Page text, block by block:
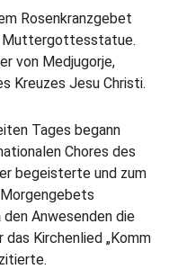
Rosenkranzgebet
Muttergottesstatue.
von Medjugorje,
Kreuzes Jesu Christi.
Tages begann
Chores des
begeisterte und zum
den Anwesenden die
das Kirchenlied „Komm